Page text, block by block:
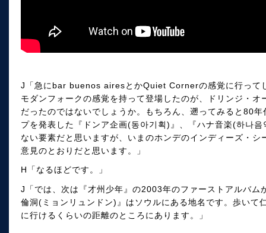
J「急にbar buenos airesとかQuiet Cornerの感覚に行って
モダンフォークの感覚を持って登場したのが、ドリンジ・
だったのではないでしょうか。もちろん、遡ってみると80
プを発表した『ドンア企画(동아기획)』、『ハナ音楽(하나
ない要素だと思いますが、いまのホンデのインディーズ・
意見のとおりだと思います。」
H「なるほどです。」
J「では、次は『才州少年』の2003年のファーストアルバム
倫洞(ミョンリュンドン)』はソウルにある地名です。歩いて
に行けるくらいの距離のところにあります。」